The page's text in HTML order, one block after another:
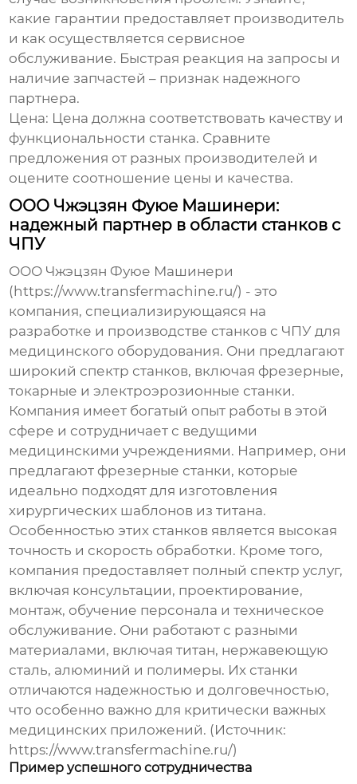
какие гарантии предоставляет производитель
и как осуществляется сервисное
обслуживание. Быстрая реакция на запросы и
наличие запчастей – признак надежного
партнера.
Цена: Цена должна соответствовать качеству и
функциональности станка. Сравните
предложения от разных производителей и
оцените соотношение цены и качества.
ООО Чжэцзян Фуюе Машинери:
надежный партнер в области станков с
ЧПУ
ООО Чжэцзян Фуюе Машинери
(https://www.transfermachine.ru/) - это
компания, специализирующаяся на
разработке и производстве станков с ЧПУ для
медицинского оборудования. Они предлагают
широкий спектр станков, включая фрезерные,
токарные и электроэрозионные станки.
Компания имеет богатый опыт работы в этой
сфере и сотрудничает с ведущими
медицинскими учреждениями. Например, они
предлагают фрезерные станки, которые
идеально подходят для изготовления
хирургических шаблонов из титана.
Особенностью этих станков является высокая
точность и скорость обработки. Кроме того,
компания предоставляет полный спектр услуг,
включая консультации, проектирование,
монтаж, обучение персонала и техническое
обслуживание. Они работают с разными
материалами, включая титан, нержавеющую
сталь, алюминий и полимеры. Их станки
отличаются надежностью и долговечностью,
что особенно важно для критически важных
медицинских приложений. (Источник:
https://www.transfermachine.ru/)
Пример успешного сотрудничества